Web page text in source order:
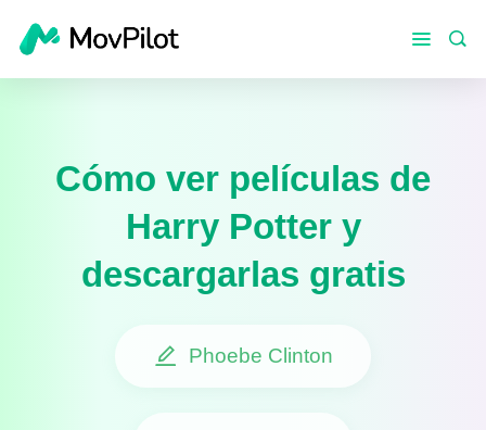
Cómo ver películas de
Harry Potter y
descargarlas gratis
Phoebe Clinton